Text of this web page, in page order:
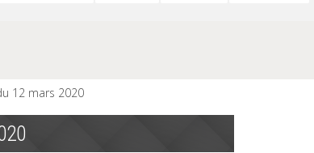
12 mars 2020